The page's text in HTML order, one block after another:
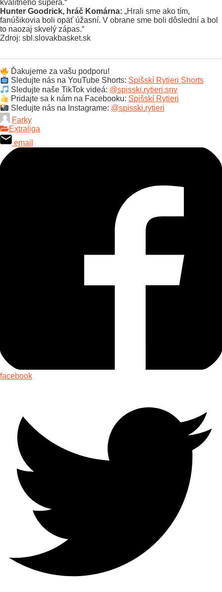
kvalitného súpera.“
Hunter Goodrick, hráč Komárna: „Hrali sme ako tím,
fanúšikovia boli opäť úžasní. V obrane sme boli dôslední a bol
to naozaj skvelý zápas.“
Zdroj: sbl.slovakbasket.sk
Ďakujeme za vašu podporu!
Sledujte nás na YouTube Shorts: Spišskí Rytieri Shorts
Sledujte naše TikTok videá: @spisski.rytieri.snv
Pridajte sa k nám na Facebooku: Spišskí Rytieri
Sledujte nás na Instagrame: @spisski.rytieri
Farky
Extraliga
email
facebook